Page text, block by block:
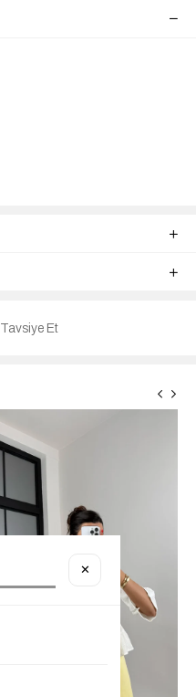
Tavsiye Et
✕